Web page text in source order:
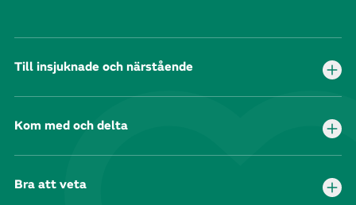
Till insjuknade och närstående
Kom med och delta
Bra att veta